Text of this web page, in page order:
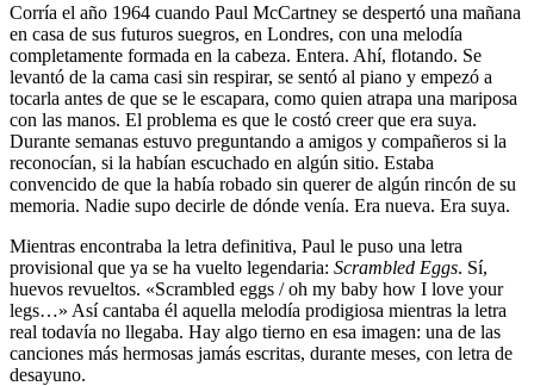
Corría el año 1964 cuando Paul McCartney se despertó una mañana
en casa de sus futuros suegros, en Londres, con una melodía
completamente formada en la cabeza. Entera. Ahí, flotando. Se
levantó de la cama casi sin respirar, se sentó al piano y empezó a
tocarla antes de que se le escapara, como quien atrapa una mariposa
con las manos. El problema es que le costó creer que era suya.
Durante semanas estuvo preguntando a amigos y compañeros si la
reconocían, si la habían escuchado en algún sitio. Estaba
convencido de que la había robado sin querer de algún rincón de su
memoria. Nadie supo decirle de dónde venía. Era nueva. Era suya.
Mientras encontraba la letra definitiva, Paul le puso una letra
provisional que ya se ha vuelto legendaria: Scrambled Eggs. Sí,
huevos revueltos. «Scrambled eggs / oh my baby how I love your
legs…» Así cantaba él aquella melodía prodigiosa mientras la letra
real todavía no llegaba. Hay algo tierno en esa imagen: una de las
canciones más hermosas jamás escritas, durante meses, con letra de
desayuno.